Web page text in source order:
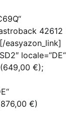
42612
easyazon_link]
locale=“DE“
€);
€)